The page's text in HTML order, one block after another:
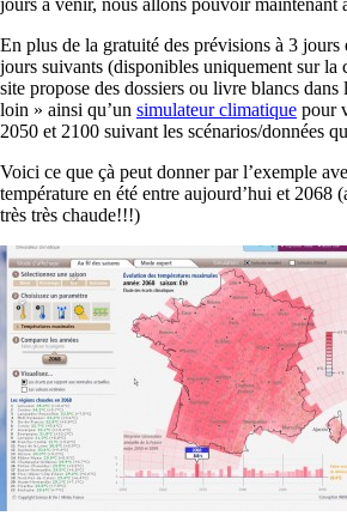
En plus de la gratuité des prévisions à 3 jours
jours suivants (disponibles uniquement sur la
site propose des dossiers ou livre blancs
loin » ainsi qu’un simulateur climatique pour
2050 et 2100 suivant les scénarios/données
Voici ce que çà peut donner par l’exemple
température en été entre aujourd’hui et 2068
très très chaude!!!)